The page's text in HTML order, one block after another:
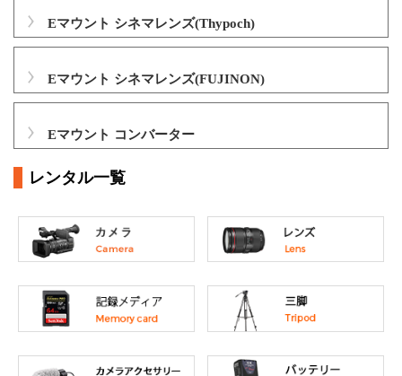
Eマウント シネマレンズ(Thypoch)
Eマウント シネマレンズ(FUJINON)
Eマウント コンバーター
レンタル一覧